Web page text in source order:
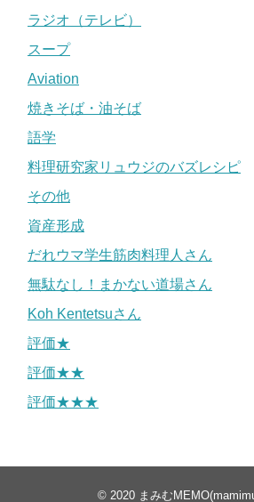
ラジオ（テレビ）
スープ
Aviation
焼きそば・油そば
語学
料理研究家リュウジのバズレシピ
その他
資産形成
だれウマ学生筋肉料理人さん
無駄なし！まかない道場さん
Koh Kentetsuさん
評価★
評価★★
評価★★★
© 2020 まみむ